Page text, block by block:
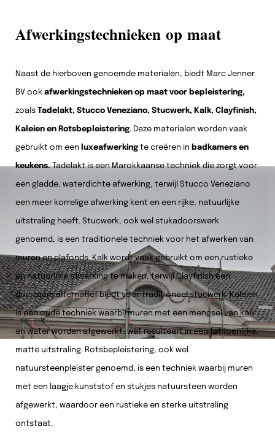
Afwerkingstechnieken op maat
Naast de hierboven genoemde materialen, biedt Marc Jenner
BV ook afwerkingstechnieken op maat voor bepleistering,
zoals Tadelakt, Stucco Veneziano, Stucwerk, Kalk, Clayfinish,
Kaleien en Rotsbepleistering. Deze materialen worden vaak
gebruikt om een luxeafwerking te creëren in badkamers en
keukens.Tadelakt is een Marokkaanse techniek die zorgt voor
een gladde, waterdichte afwerking, terwijl Stucco Veneziano
een meer korrelige afwerking kent en een rijke, natuurlijke
uitstraling heeft. Stucwerk, ook wel stukadoorswerk
genoemd, is een traditionele techniek voor het afwerken van
muren en plafonds. Kalk wordt vaak gebruikt om een rustieke
en natuurlijke afwerking te maken, terwijl Clayfinish een
duurzaam alternatief biedt voor traditioneel stucwerk. Kaleien
is een oude techniek waarbij muren met een mengsel van kalk
en water worden afgewerkt, wat resulteert in een fatsoenlijke,
matte uitstraling. Rotsbepleistering, ook wel
natuursteenpleister genoemd, is een techniek waarbij muren
met een laagje kunststof en stukjes natuursteen worden
afgewerkt, waardoor een rustieke en sterke uitstraling
ontstaat.